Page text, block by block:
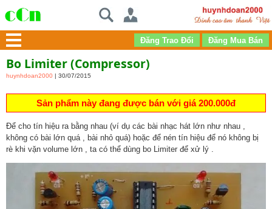
Bo Limiter (compressor)
huynhdoan2000 | 30/07/2015
Sản phẩm này đang được bán với giá 200.000đ
Để cho tín hiệu ra bằng nhau (ví dụ các bài nhạc hát lớn như nhau ,
không có bài lớn quá , bài nhỏ quá) hoặc để nén tín hiệu để nó không bị
rè khi vặn volume lớn , ta có thể dùng bo Limiter để xử lý .